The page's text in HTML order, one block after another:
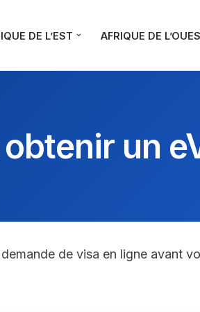
DE L’EST AFRIQUE DE
un
demande de visa en ligne